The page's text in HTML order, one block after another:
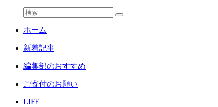
ホーム
新着記事
編集部のおすすめ
ご寄付のお願い
LIFE